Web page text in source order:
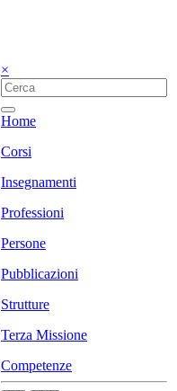
×
Home
Corsi
Insegnamenti
Professioni
Persone
Pubblicazioni
Strutture
Terza Missione
Competenze